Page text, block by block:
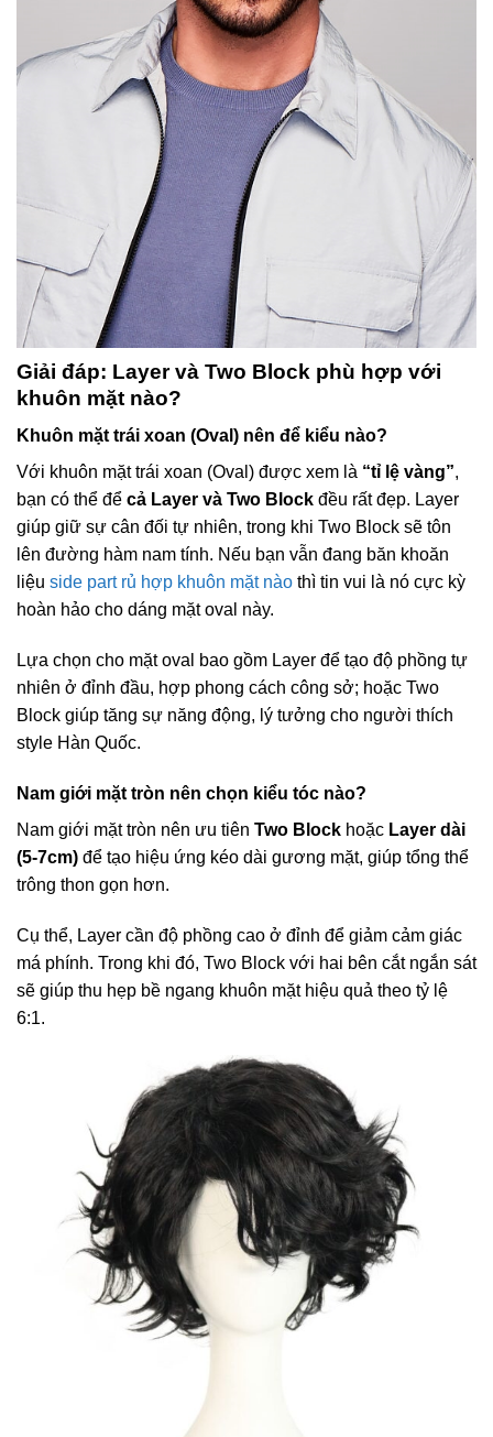
Giải đáp: Layer và Two Block phù hợp với
khuôn mặt nào?
Khuôn mặt trái xoan (Oval) nên để kiểu nào?
Với khuôn mặt trái xoan (Oval) được xem là “tỉ lệ vàng”,
bạn có thể để cả Layer và Two Block đều rất đẹp. Layer
giúp giữ sự cân đối tự nhiên, trong khi Two Block sẽ tôn
lên đường hàm nam tính. Nếu bạn vẫn đang băn khoăn
liệu side part rủ hợp khuôn mặt nào thì tin vui là nó cực kỳ
hoàn hảo cho dáng mặt oval này.
Lựa chọn cho mặt oval bao gồm Layer để tạo độ phồng tự
nhiên ở đỉnh đầu, hợp phong cách công sở; hoặc Two
Block giúp tăng sự năng động, lý tưởng cho người thích
style Hàn Quốc.
Nam giới mặt tròn nên chọn kiểu tóc nào?
Nam giới mặt tròn nên ưu tiên Two Block hoặc Layer dài
(5-7cm) để tạo hiệu ứng kéo dài gương mặt, giúp tổng thể
trông thon gọn hơn.
Cụ thể, Layer cần độ phồng cao ở đỉnh để giảm cảm giác
má phính. Trong khi đó, Two Block với hai bên cắt ngắn sát
sẽ giúp thu hẹp bề ngang khuôn mặt hiệu quả theo tỷ lệ
6:1.